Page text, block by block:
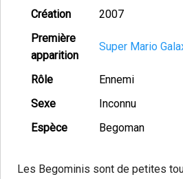
Création
2007
Première
apparition
Super Mario
Rôle
Ennemi
Sexe
Inconnu
Espèce
Begoman
Les Begominis sont de petites